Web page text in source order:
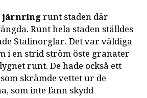
järnringrunt staden där
Runt hela staden ställdes
Stalinorglar. Det var väldiga
i en strid ström öste granater
runt. De hade också ett
skrämde vettet ur de
som inte fann skydd